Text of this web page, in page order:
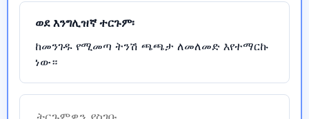
ወደ እንግሊዝኛ ተርጉም፡
ከመንገዱ የሚመጣ ትንሽ ጫጫታ ለመለመድ እየተማርኩ
ነው።